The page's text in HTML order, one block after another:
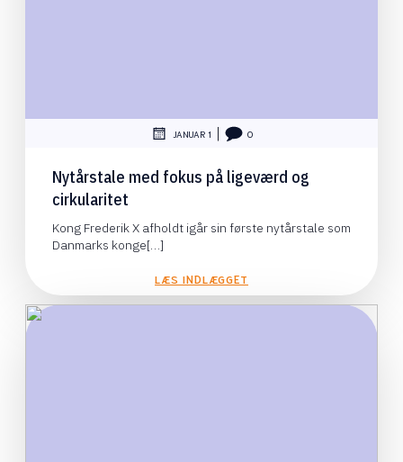
JANUAR 1 0
Nytårstale med fokus på ligeværd og
cirkularitet
Kong Frederik X afholdt igår sin første nytårstale som
Danmarks konge[…]
LÆS INDLÆGGET